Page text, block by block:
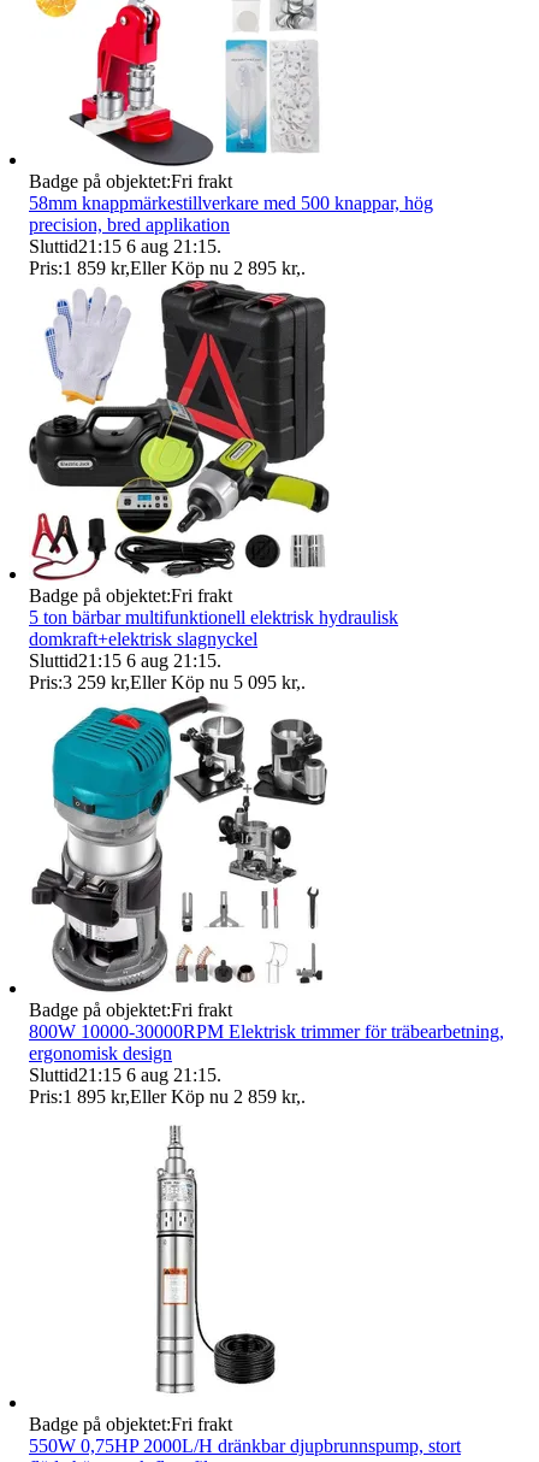
Badge på objektet:Fri frakt
58mm knappmärkestillverkare med 500 knappar, hög
precision, bred applikation
Sluttid21:15 6 aug 21:15.
Pris:1 859 kr,Eller Köp nu 2 895 kr,.
Badge på objektet:Fri frakt
5 ton bärbar multifunktionell elektrisk hydraulisk
domkraft+elektrisk slagnyckel
Sluttid21:15 6 aug 21:15.
Pris:3 259 kr,Eller Köp nu 5 095 kr,.
Badge på objektet:Fri frakt
800W 10000-30000RPM Elektrisk trimmer för träbearbetning,
ergonomisk design
Sluttid21:15 6 aug 21:15.
Pris:1 895 kr,Eller Köp nu 2 859 kr,.
Badge på objektet:Fri frakt
550W 0,75HP 2000L/H dränkbar djupbrunnspump, stort